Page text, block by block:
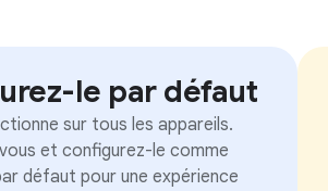
le par défaut
sur tous les appareils.
et configurez-le comme
défaut pour une expérience